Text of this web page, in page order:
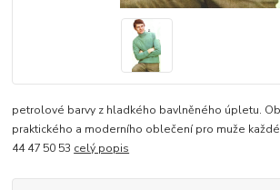
petrolové barvy z hladkého bavlněného úpletu.
praktického a moderního oblečení pro muže
44 47 50 53 celý popis